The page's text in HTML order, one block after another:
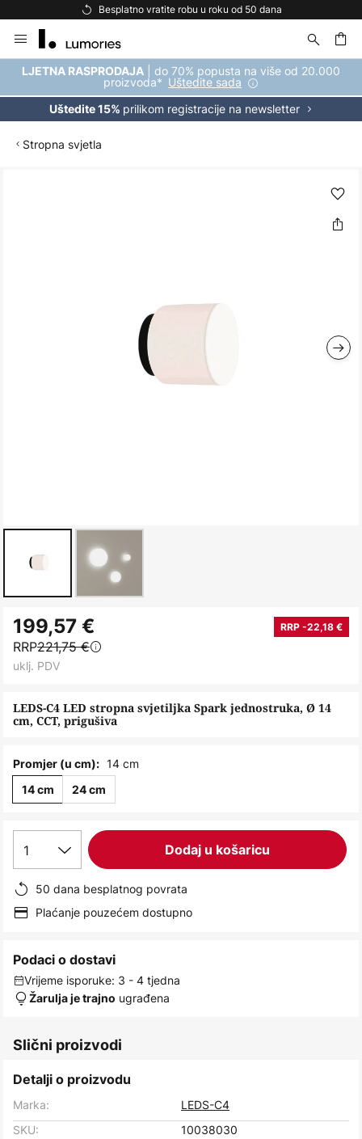
Besplatna dostava za kupnju
to
Content
LJETNA RASPRODAJA | do 70% popusta na više od 20.000
proizvoda* Uštedite sada
Uštedite 15% prilikom registracije na newsletter
Stropna svjetla
to
the
beginning
the
images
LEDS-C4 LED stropna svjetiljka Spark jednostruka, Ø 14
cm, CCT, prigušiva
199,57 € RRP -22,18 €
RRP221,75 €
uklj. PDV
Promjer (u cm): 14 cm
14 cm 24 cm
1 Dodaj u košaricu
50 dana besplatnog povrata
Plaćanje pouzećem dostupno
Podaci o dostavi
Vrijeme isporuke: 3 - 4 tjedna
Žarulja je trajno ugrađena
Slični proizvodi
Detalji o proizvodu
Marka:
LEDS-C4
SKU:
10038030